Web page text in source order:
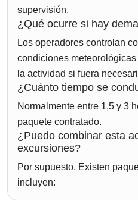
supervisión.
¿Qué ocurre si hay
Los operadores controlan
condiciones
la actividad si fuera
¿Cuánto tiempo se
Normalmente entre 1,5 y 3
paquete contratado.
¿Puedo combinar esta
excursiones?
Por supuesto. Existen
incluyen: